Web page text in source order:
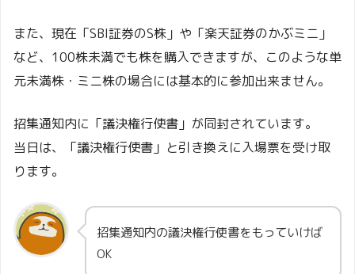
また、現在「SBI証券のS株」や「楽天証券のかぶミニ」
など、100株未満でも株を購入できますが、このような単
元未満株・ミニ株の場合には基本的に参加出来ません。
招集通知内に「議決権行使書」が同封されています。
当日は、「議決権行使書」と引き換えに入場票を受け取
ります。
招集通知内の議決権行使書をもっていけば
OK